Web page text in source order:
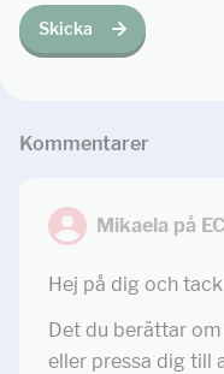
Skicka
Kommentarer
Mikaela på
Hej på dig och
Det du berättar
eller pressa dig till